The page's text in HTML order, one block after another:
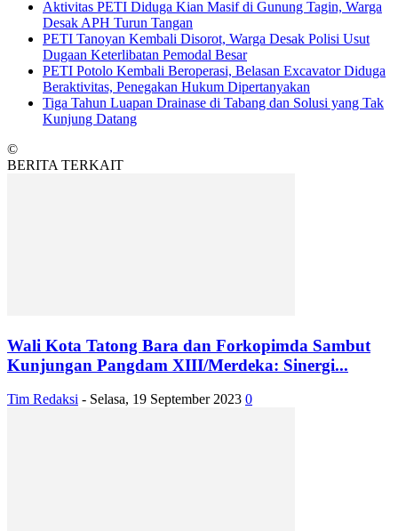
Aktivitas PETI Diduga Kian Masif di Gunung Tagin, Warga
Desak APH Turun Tangan
PETI Tanoyan Kembali Disorot, Warga Desak Polisi Usut
Dugaan Keterlibatan Pemodal Besar
PETI Potolo Kembali Beroperasi, Belasan Excavator Diduga
Beraktivitas, Penegakan Hukum Dipertanyakan
Tiga Tahun Luapan Drainase di Tabang dan Solusi yang Tak
Kunjung Datang
©
BERITA TERKAIT
Wali Kota Tatong Bara dan Forkopimda Sambut
Kunjungan Pangdam XIII/Merdeka: Sinergi...
Tim Redaksi - Selasa, 19 September 2023 0